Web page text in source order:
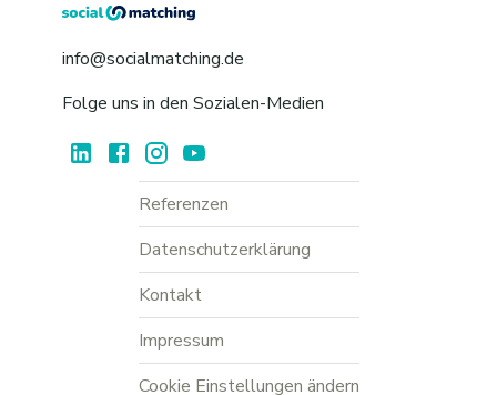
info@socialmatching.de
Folge uns in den Sozialen-Medien
Referenzen
Datenschutzerklärung
Kontakt
Impressum
Cookie Einstellungen ändern